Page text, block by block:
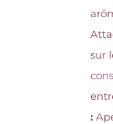
sur
: